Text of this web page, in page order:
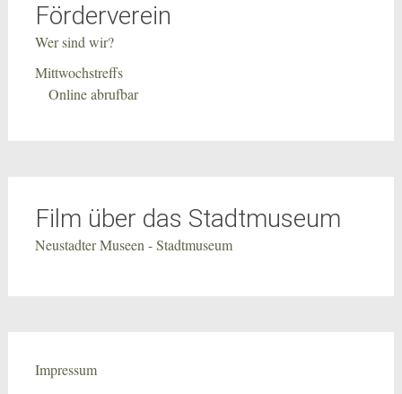
Förderverein
Wer sind wir?
Mittwochstreffs
Online abrufbar
Film über das Stadtmuseum
Neustadter Museen - Stadtmuseum
Impressum